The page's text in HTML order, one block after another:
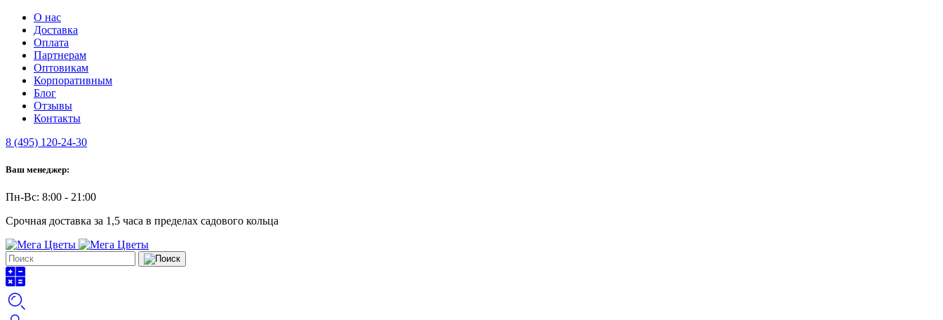
О нас
Доставка
Оплата
Партнерам
Оптовикам
Корпоративным
Блог
Отзывы
Контакты
8 (495) 120-24-30
Ваш менеджер:
Пн-Вс: 8:00 - 21:00
Срочная доставка за 1,5 часа в пределах садового кольца